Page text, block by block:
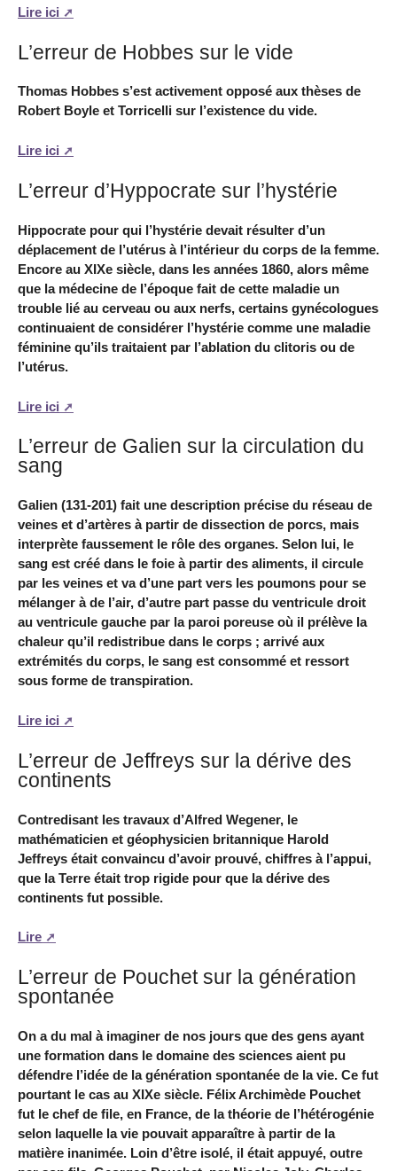
Lire ici
L’erreur de Hobbes sur le vide
Thomas Hobbes s’est activement opposé aux thèses de
Robert Boyle et Torricelli sur l’existence du vide.
Lire ici
L’erreur d’Hyppocrate sur l’hystérie
Hippocrate pour qui l’hystérie devait résulter d’un
déplacement de l’utérus à l’intérieur du corps de la femme.
Encore au XIXe siècle, dans les années 1860, alors même
que la médecine de l’époque fait de cette maladie un
trouble lié au cerveau ou aux nerfs, certains gynécologues
continuaient de considérer l’hystérie comme une maladie
féminine qu’ils traitaient par l’ablation du clitoris ou de
l’utérus.
Lire ici
L’erreur de Galien sur la circulation du
sang
Galien (131-201) fait une description précise du réseau de
veines et d’artères à partir de dissection de porcs, mais
interprète faussement le rôle des organes. Selon lui, le
sang est créé dans le foie à partir des aliments, il circule
par les veines et va d’une part vers les poumons pour se
mélanger à de l’air, d’autre part passe du ventricule droit
au ventricule gauche par la paroi poreuse où il prélève la
chaleur qu’il redistribue dans le corps ; arrivé aux
extrémités du corps, le sang est consommé et ressort
sous forme de transpiration.
Lire ici
L’erreur de Jeffreys sur la dérive des
continents
Contredisant les travaux d’Alfred Wegener, le
mathématicien et géophysicien britannique Harold
Jeffreys était convaincu d’avoir prouvé, chiffres à l’appui,
que la Terre était trop rigide pour que la dérive des
continents fut possible.
Lire
L’erreur de Pouchet sur la génération
spontanée
On a du mal à imaginer de nos jours que des gens ayant
une formation dans le domaine des sciences aient pu
défendre l’idée de la génération spontanée de la vie. Ce fut
pourtant le cas au XIXe siècle. Félix Archimède Pouchet
fut le chef de file, en France, de la théorie de l’hétérogénie
selon laquelle la vie pouvait apparaître à partir de la
matière inanimée. Loin d’être isolé, il était appuyé, outre